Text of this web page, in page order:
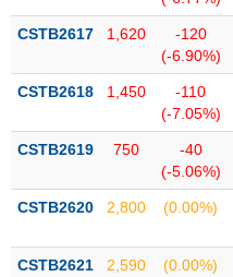
thuật
CSTB2617 1,620
-120
(-6.90%)
CSTB2618 1,450
-110
(-7.05%)
CSTB2619 750
-40
(-5.06%)
CSTB2620 2,800 (0.00%)
CSTB2621 2,590 (0.00%)
SECTOR
NĂNG